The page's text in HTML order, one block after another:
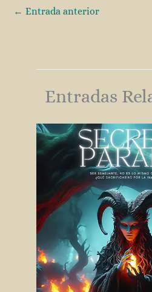
← Entrada anterior
Entradas